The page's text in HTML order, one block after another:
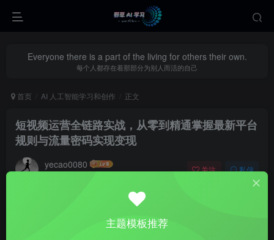
Everyone there is a part of the living for others their own.
每个人都存在着那部分为别人而活的自己
首页 AI 人工智能学习和创作 正文
短视频运营全链路实战，从零到精通掌握最新平台
规则与流量密码实现变现
yecao0080 关注 私信
主题模板推荐